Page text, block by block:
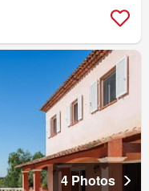
4 Photos